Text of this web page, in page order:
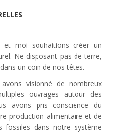
et moi souhaitions créer un
Ne disposant pas de terre,
un coin de nos têtes.
visionné de nombreux
ouvrages autour des
avons pris conscience du
production alimentaire et de
fossiles dans notre système